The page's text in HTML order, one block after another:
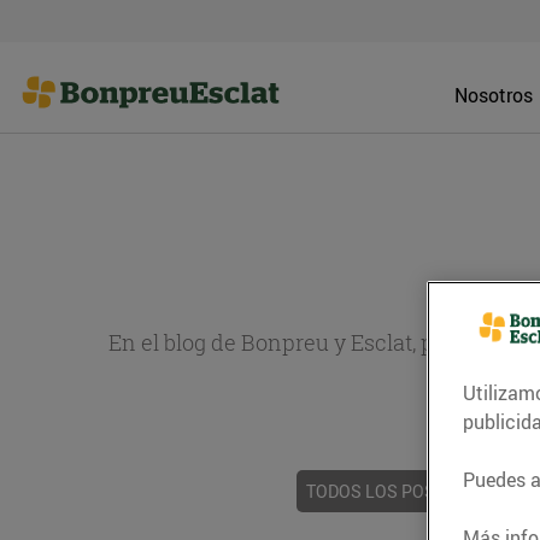
Nosotros
En el blog de Bonpreu y Esclat, puedes
TODOS LOS POSTS Puedes